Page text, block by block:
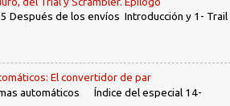
Después de los envíos Introducción y 1- Trail
El convertidor de par
automáticos Índice del especial 14-